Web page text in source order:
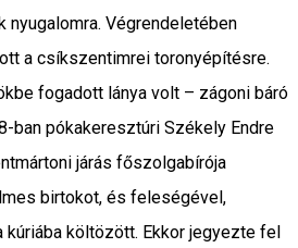
nyugalomra. Végrendeletében
a csíkszentimrei toronyépítésre.
fogadott lánya volt – zágoni báró
ban pókakeresztúri Székely Endre
járás főszolgabírója
birtokot, és feleségével,
kúriába költözött. Ekkor jegyezte fel